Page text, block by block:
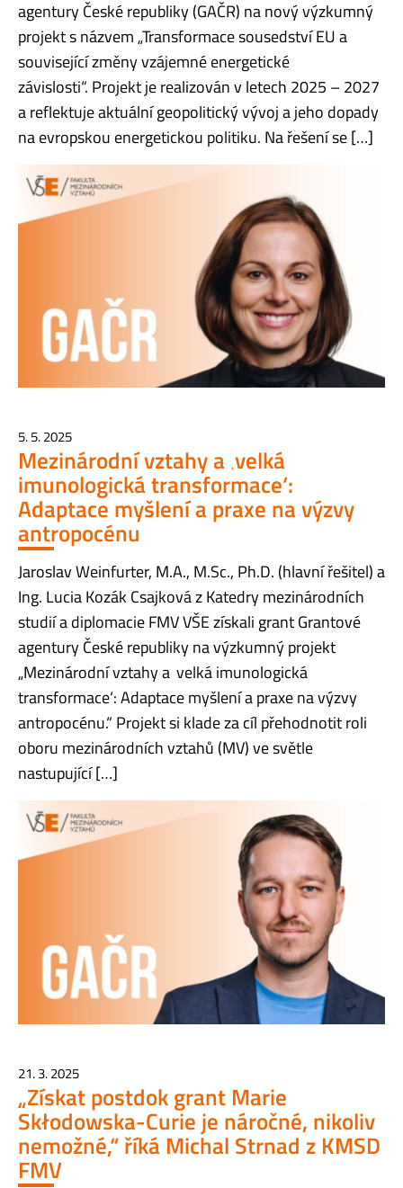
agentury České republiky (GAČR) na nový výzkumný
projekt s názvem „Transformace sousedství EU a
související změny vzájemné energetické
závislosti“. Projekt je realizován v letech 2025 – 2027
a reflektuje aktuální geopolitický vývoj a jeho dopady
na evropskou energetickou politiku. Na řešení se […]
5. 5. 2025
Mezinárodní vztahy a ‚velká
imunologická transformace‘:
Adaptace myšlení a praxe na výzvy
antropocénu
Jaroslav Weinfurter, M.A., M.Sc., Ph.D. (hlavní řešitel) a
Ing. Lucia Kozák Csajková z Katedry mezinárodních
studií a diplomacie FMV VŠE získali grant Grantové
agentury České republiky na výzkumný projekt
„Mezinárodní vztahy a ‚velká imunologická
transformace‘: Adaptace myšlení a praxe na výzvy
antropocénu.“ Projekt si klade za cíl přehodnotit roli
oboru mezinárodních vztahů (MV) ve světle
nastupující […]
21. 3. 2025
„Získat postdok grant Marie
Skłodowska-Curie je náročné, nikoliv
nemožné,“ říká Michal Strnad z KMSD
FMV